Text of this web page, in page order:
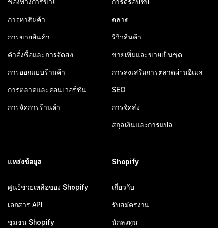
ช่องทางการขาย
การหาสินค้า
การขายสินค้า
คำสั่งซื้อและการจัดส่ง
การออกแบบร้านค้า
การตลาดและคอนเวอร์ชัน
การจัดการร้านค้า
การดรอปชิป
ตลาด
รีวิวสินค้า
ขายเพิ่มและขายเป็นชุด
การส่งเสริมการตลาดผ่านอีเมล
SEO
การจัดส่ง
สกุลเงินและการแปล
แหล่งข้อมูล
ศูนย์ช่วยเหลือของ Shopify
เอกสาร API
ชุมชน Shopify
Shopify
เกี่ยวกับ
รับสมัครงาน
นักลงทุน